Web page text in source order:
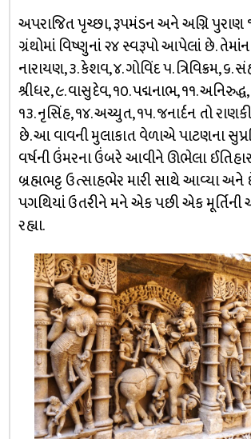
અપરાજિત પૃચ્છા, રૂપમંડન અને અગ્નિ પુરાણ
ગ્રંથોમાં વિષ્ણુનાં ૨૪ સ્વરૂપો આપેલાં છે.
નારાયણ, ૩. કેશવ, ૪. ગોવિંદ ૫. ત્રિવિક્રમ, ૬.
શ્રીધર, ૯. વાસુદેવ, ૧૦. પદ્મનાભ, ૧૧.
૧૩. નૃસિંહ, ૧૪. અચ્યુત, ૧૫. જનાર્દન તો
છે. આ વાવની મુલાકાત વેળાએ પાટણના
વર્ષની ઉંમરના ઉંબરે આવીને ઊભેલા
બ્રહ્મભટ્ટ ઉત્સાહભેર મારી સાથે આવ્યા
પગથિયાં ઉતરીને મને એક પછી એક
રહ્યા.